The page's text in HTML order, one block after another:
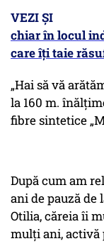
VEZI
chiar în locul
care îți taie
„Hai să vă
la 160 m.
fibre sintetice
După cum am
ani de pauză de
Otilia, căreia îi
mulți ani, activă